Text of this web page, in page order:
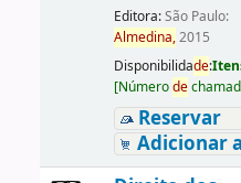
Editora:São Paulo:
Almedina,2015
Disponibilidade:
[Númerode
Reservar
Adicionar